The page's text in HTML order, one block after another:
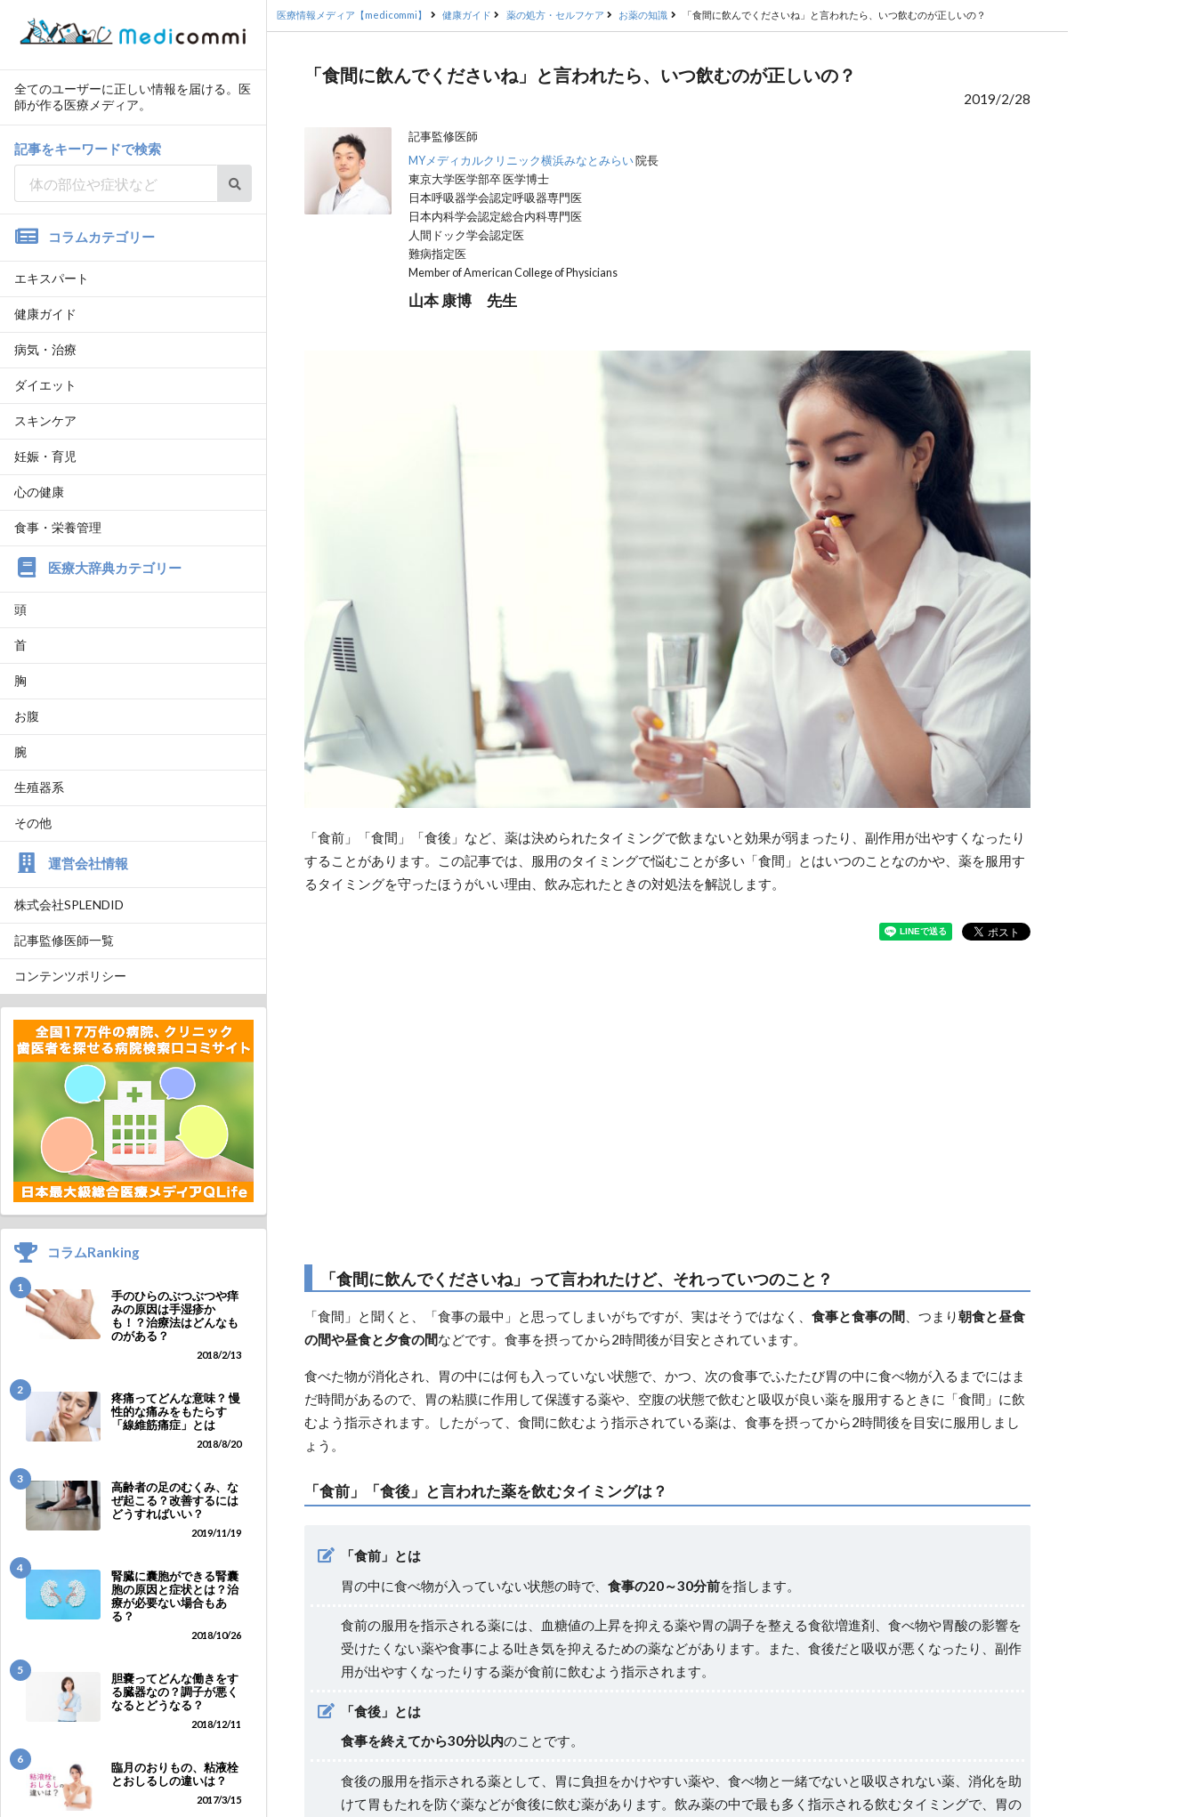
全てのユーザーに正しい情報を届ける。医
師が作る医療メディア。
記事をキーワードで検索
コラムカテゴリー
エキスパート
健康ガイド
病気・治療
ダイエット
スキンケア
妊娠・育児
心の健康
食事・栄養管理
医療大辞典カテゴリー
頭
首
胸
お腹
腕
生殖器系
その他
運営会社情報
株式会社SPLENDID
記事監修医師一覧
コンテンツポリシー
コラムRanking
1
手のひらのぶつぶつや痒
みの原因は手湿疹か
も！？治療法はどんなも
のがある？
2018/2/13
2
疼痛ってどんな意味？ 慢
性的な痛みをもたらす
「線維筋痛症」とは
2018/8/20
3
高齢者の足のむくみ、な
ぜ起こる？改善するには
どうすればいい？
2019/11/19
4
腎臓に囊胞ができる腎囊
胞の原因と症状とは？治
療が必要ない場合もあ
る？
2018/10/26
5
胆嚢ってどんな働きをす
る臓器なの？調子が悪く
なるとどうなる？
2018/12/11
6
臨月のおりもの、粘液栓
とおしるしの違いは？
2017/3/15
医療情報メディア【medicommi】 健康ガイド 薬の処方・セルフケア お薬の知識 「食間に飲んでくださいね」と言われたら、いつ飲むのが正しいの？
「食間に飲んでくださいね」と言われたら、いつ飲むのが正しいの？
2019/2/28
記事監修医師
MYメディカルクリニック横浜みなとみらい院長
東京大学医学部卒 医学博士
日本呼吸器学会認定呼吸器専門医
日本内科学会認定総合内科専門医
人間ドック学会認定医
難病指定医
Member of American College of Physicians
山本 康博 先生
「食前」「食間」「食後」など、薬は決められたタイミングで飲まないと効果が弱まったり、副作用が出やすくなったり
することがあります。この記事では、服用のタイミングで悩むことが多い「食間」とはいつのことなのかや、薬を服用す
るタイミングを守ったほうがいい理由、飲み忘れたときの対処法を解説します。
「食間に飲んでくださいね」って言われたけど、それっていつのこと？
「食間」と聞くと、「食事の最中」と思ってしまいがちですが、実はそうではなく、 食事と食事の間 、つまり朝食と昼食
の間や昼食と夕食の間などです。食事を摂ってから2時間後が目安とされています。
食べた物が消化され、胃の中には何も入っていない状態で、かつ、次の食事でふたたび胃の中に食べ物が入るまでにはま
だ時間があるので、胃の粘膜に作用して保護する薬や、空腹の状態で飲むと吸収が良い薬を服用するときに「食間」に飲
むよう指示されます。したがって、食間に飲むよう指示されている薬は、食事を摂ってから2時間後を目安に服用しまし
ょう。
「食前」「食後」と言われた薬を飲むタイミングは？
「食前」とは
胃の中に食べ物が入っていない状態の時で、 食事の20～30分前を指します。
食前の服用を指示される薬には、血糖値の上昇を抑える薬や胃の調子を整える食欲増進剤、食べ物や胃酸の影響を
受けたくない薬や食事による吐き気を抑えるための薬などがあります。また、食後だと吸収が悪くなったり、副作
用が出やすくなったりする薬が食前に飲むよう指示されます。
「食後」とは
食事を終えてから30分以内のことです。
食後の服用を指示される薬として、胃に負担をかけやすい薬や、食べ物と一緒でないと吸収されない薬、消化を助
けて胃もたれを防ぐ薬などが食後に飲む薬があります。飲み薬の中で最も多く指示される飲むタイミングで、胃の